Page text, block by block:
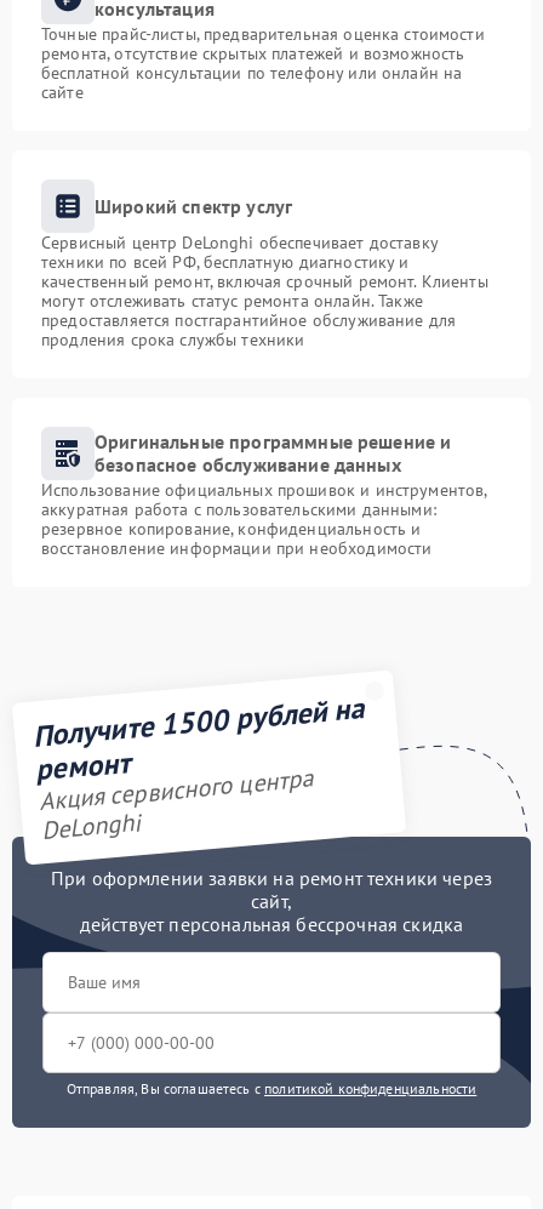
консультация
Точные прайс-листы, предварительная оценка стоимости
ремонта, отсутствие скрытых платежей и возможность
бесплатной консультации по телефону или онлайн на
сайте
Широкий спектр услуг
Сервисный центр DeLonghi обеспечивает доставку
техники по всей РФ, бесплатную диагностику и
качественный ремонт, включая срочный ремонт. Клиенты
могут отслеживать статус ремонта онлайн. Также
предоставляется постгарантийное обслуживание для
продления срока службы техники
Оригинальные программные решение и
безопасное обслуживание данных
Использование официальных прошивок и инструментов,
аккуратная работа с пользовательскими данными:
резервное копирование, конфиденциальность и
восстановление информации при необходимости
Получите 1500 рублей на
ремонт
Акция сервисного центра
DeLonghi
При оформлении заявки на ремонт техники через
сайт,
действует персональная бессрочная скидка
Отправляя, Вы соглашаетесь с политикой конфиденциальности